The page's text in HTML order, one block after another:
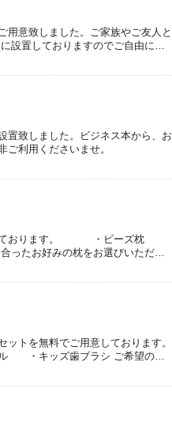
用意致しました。ご家族やご友人と
置しておりますのでご自由にご
置致しました。ビジネス本から、お
利用くださいませ。
しております。 ・ビーズ枕
たお好みの枕をお選びいただ
トを無料でご用意しております。
キッズ歯ブラシ ご希望の際